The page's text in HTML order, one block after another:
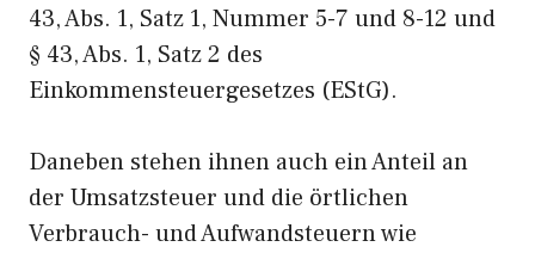
43, Abs. 1, Satz 1, Nummer 5-7 und 8-12 und
§ 43, Abs. 1, Satz 2 des
Einkommensteuergesetzes (EStG).
Daneben stehen ihnen auch ein Anteil an
der Umsatzsteuer und die örtlichen
Verbrauch- und Aufwandsteuern wie